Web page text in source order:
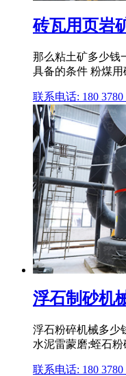
砖瓦用页岩
那么粘土矿多少钱
具备的条件 粉煤
联系电话: 180 3780
浮石制砂机
浮石粉碎机械多少
水泥雷蒙磨;蛭石粉
联系电话: 180 3780